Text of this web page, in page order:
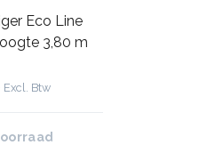
Eco Line
3,80 m
Excl. Btw